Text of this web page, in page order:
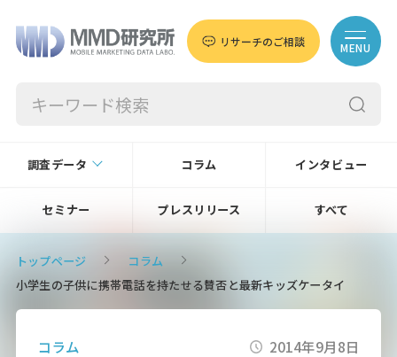
リサーチのご相談 MENU
調査データ コラム インタビュー
セミナー プレスリリース すべて
トップページ
コラム
小学生の子供に携帯電話を持たせる賛否と最新キッズケータイ
コラム 2014年9月8日